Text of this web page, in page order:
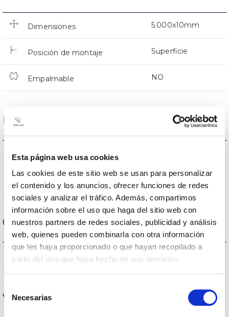
Esta página web usa cookies
Las cookies de este sitio web se usan para personalizar
el contenido y los anuncios, ofrecer funciones de redes
sociales y analizar el tráfico. Además, compartimos
información sobre el uso que haga del sitio web con
nuestros partners de redes sociales, publicidad y análisis
web, quienes pueden combinarla con otra información
que les haya proporcionado o que hayan recopilado a
partir del uso que haya hecho de sus servicios.
de Necesarias
Dimensiones 5.000x10mm
Posición de montaje Superficie
Empalmable NO
Datos ópticos
Temperatura de color
CRI Índice de repr. cromática 80
Carcasa y Acabado
IP Índice de estanqueidad
Vida